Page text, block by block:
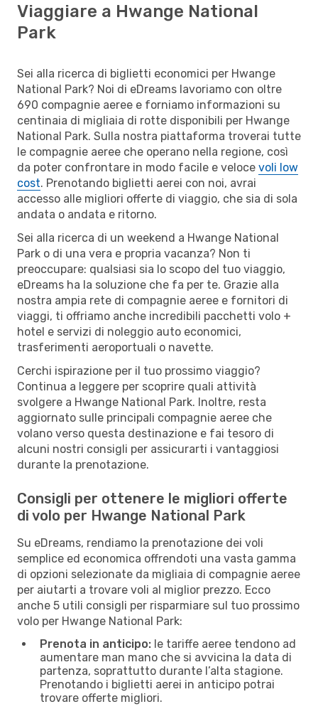
Viaggiare a Hwange National
Park
Sei alla ricerca di biglietti economici per Hwange
National Park? Noi di eDreams lavoriamo con oltre
690 compagnie aeree e forniamo informazioni su
centinaia di migliaia di rotte disponibili per Hwange
National Park. Sulla nostra piattaforma troverai tutte
le compagnie aeree che operano nella regione, così
da poter confrontare in modo facile e veloce voli low
cost. Prenotando biglietti aerei con noi, avrai
accesso alle migliori offerte di viaggio, che sia di sola
andata o andata e ritorno.
Sei alla ricerca di un weekend a Hwange National
Park o di una vera e propria vacanza? Non ti
preoccupare: qualsiasi sia lo scopo del tuo viaggio,
eDreams ha la soluzione che fa per te. Grazie alla
nostra ampia rete di compagnie aeree e fornitori di
viaggi, ti offriamo anche incredibili pacchetti volo +
hotel e servizi di noleggio auto economici,
trasferimenti aeroportuali o navette.
Cerchi ispirazione per il tuo prossimo viaggio?
Continua a leggere per scoprire quali attività
svolgere a Hwange National Park. Inoltre, resta
aggiornato sulle principali compagnie aeree che
volano verso questa destinazione e fai tesoro di
alcuni nostri consigli per assicurarti i vantaggiosi
durante la prenotazione.
Consigli per ottenere le migliori offerte
di volo per Hwange National Park
Su eDreams, rendiamo la prenotazione dei voli
semplice ed economica offrendoti una vasta gamma
di opzioni selezionate da migliaia di compagnie aeree
per aiutarti a trovare voli al miglior prezzo. Ecco
anche 5 utili consigli per risparmiare sul tuo prossimo
volo per Hwange National Park:
Prenota in anticipo: le tariffe aeree tendono ad
aumentare man mano che si avvicina la data di
partenza, soprattutto durante l’alta stagione.
Prenotando i biglietti aerei in anticipo potrai
trovare offerte migliori.